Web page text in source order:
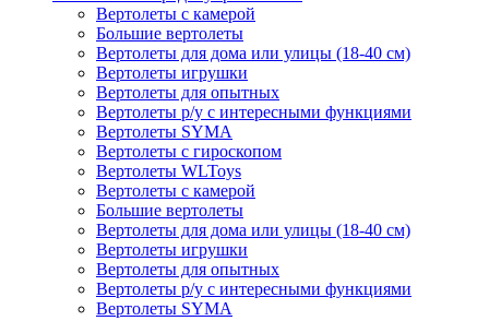
Вертолеты с камерой
Большие вертолеты
Вертолеты для дома или улицы (18-40 см)
Вертолеты игрушки
Вертолеты для опытных
Вертолеты р/у с интересными функциями
Вертолеты SYMA
Вертолеты с гироскопом
Вертолеты WLToys
Вертолеты с камерой
Большие вертолеты
Вертолеты для дома или улицы (18-40 см)
Вертолеты игрушки
Вертолеты для опытных
Вертолеты р/у с интересными функциями
Вертолеты SYMA